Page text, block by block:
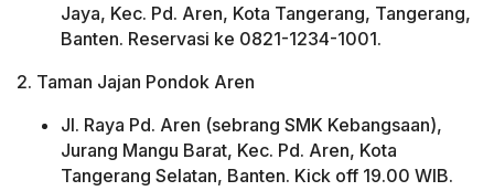
Jaya, Kec. Pd. Aren, Kota Tangerang, Tangerang,
Banten. Reservasi ke 0821-1234-1001⁣.
2. Taman Jajan Pondok Aren
Jl. Raya Pd. Aren (sebrang SMK Kebangsaan),
Jurang Mangu Barat, Kec. Pd. Aren, Kota
Tangerang Selatan, Banten. Kick off 19.00 WIB.